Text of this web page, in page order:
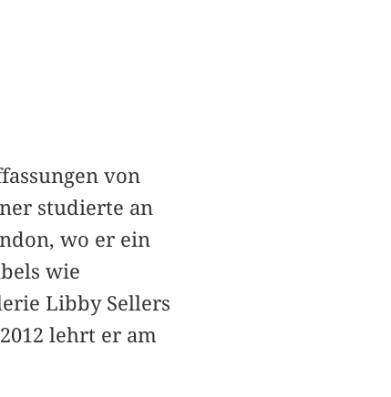
von
studierte an
wo er ein
wie
Libby Sellers
lehrt er am